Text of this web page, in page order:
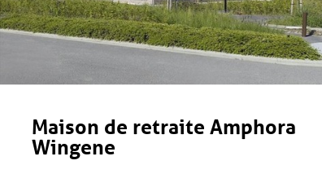
Maison de retraite Amphora
Wingene